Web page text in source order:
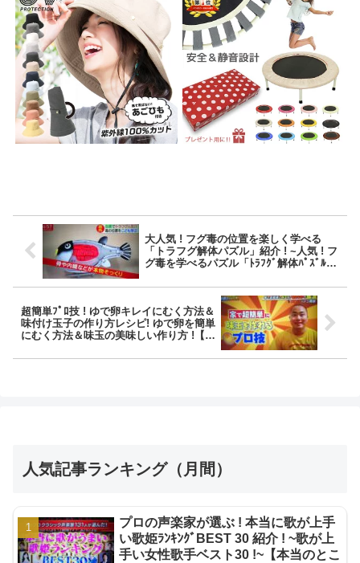
大人気 ! フグ毒の位置を楽しく学べる
「トラフグ解体パズル」紹介 ! ~人気 ! フ
グ毒を学べるパズル「ﾄﾗﾌｸﾞ解体ﾊﾟｽﾞﾙ」
超簡単ﾌﾟﾛ技 ! ゆで卵キレイにむく方法＆
味付け玉子の作り方レシピ! ゆで卵を簡単
にむく方法＆味玉の美味しい作り方 !【こ
人気記事ランキング（月間）
プロの声楽家が選ぶ ! 本当に歌が上手
い歌姫ﾗﾝｷﾝｸﾞBEST 30 紹介 ! ~歌が上
手い女性歌手ベスト30 !~【本当のとこ